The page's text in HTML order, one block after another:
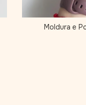
Moldura e